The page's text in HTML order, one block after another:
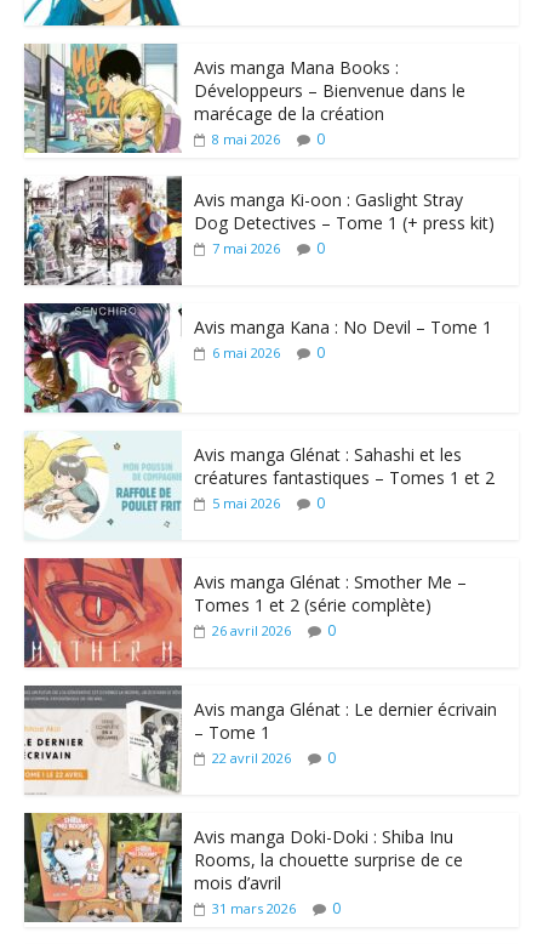
Avis manga Mana Books :
Développeurs – Bienvenue dans le
marécage de la création
8 mai 2026 0
Avis manga Ki-oon : Gaslight Stray
Dog Detectives – Tome 1 (+ press kit)
7 mai 2026 0
Avis manga Kana : No Devil – Tome 1
6 mai 2026 0
Avis manga Glénat : Sahashi et les
créatures fantastiques – Tomes 1 et 2
5 mai 2026 0
Avis manga Glénat : Smother Me –
Tomes 1 et 2 (série complète)
26 avril 2026 0
Avis manga Glénat : Le dernier écrivain
– Tome 1
22 avril 2026 0
Avis manga Doki-Doki : Shiba Inu
Rooms, la chouette surprise de ce
mois d’avril
31 mars 2026 0